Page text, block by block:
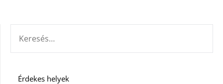
Érdekes helyek